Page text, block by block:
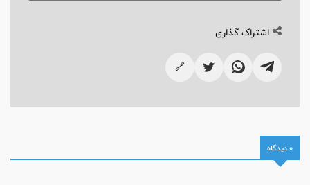
اشتراک گذاری
🔗
0 دیدگاه